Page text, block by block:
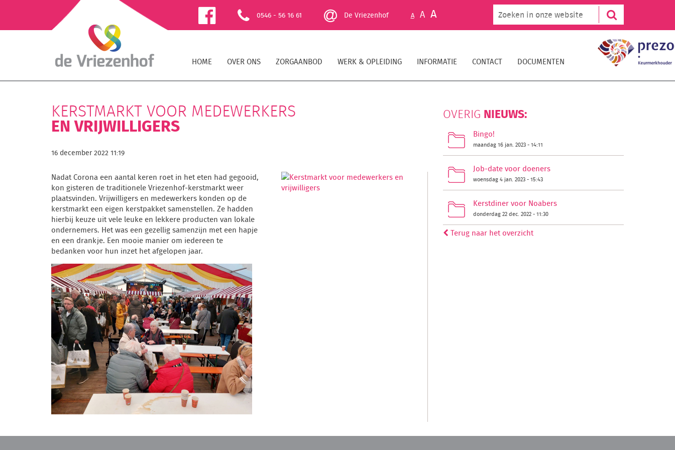
0546 - 56 16 61 De Vriezenhof A A A
HOME OVER ONS ZORGAANBOD WERK & OPLEIDING INFORMATIE CONTACT DOCUMENTEN
KERSTMARKT VOOR MEDEWERKERS
EN VRIJWILLIGERS
16 december 2022 11:19
Nadat Corona een aantal keren roet in het eten had gegooid,
kon gisteren de traditionele Vriezenhof-kerstmarkt weer
plaatsvinden. Vrijwilligers en medewerkers konden op de
kerstmarkt een eigen kerstpakket samenstellen. Ze hadden
hierbij keuze uit vele leuke en lekkere producten van lokale
ondernemers. Het was een gezellig samenzijn met een hapje
en een drankje. Een mooie manier om iedereen te
bedanken voor hun inzet het afgelopen jaar.
OVERIG NIEUWS:
Bingo!
maandag 16 jan. 2023 - 14:11
Job-date voor doeners
woensdag 4 jan. 2023 - 15:43
Kerstdiner voor Noabers
donderdag 22 dec. 2022 - 11:30
Terug naar het overzicht